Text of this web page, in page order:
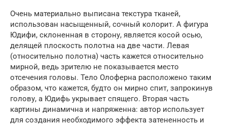
Очень материально выписана текстура тканей,
использован насыщенный, сочный колорит. А фигура
Юдифи, склоненная в сторону, является косой осью,
делящей плоскость полотна на две части. Левая
(относительно полотна) часть кажется относительно
мирной, ведь зрителю не показывается место
отсечения головы. Тело Олоферна расположено таким
образом, что кажется, будто он мирно спит, запрокинув
голову, а Юдифь укрывает спящего. Вторая часть
картины динамична и напряженна: автор использует
для создания необходимого эффекта затененность и